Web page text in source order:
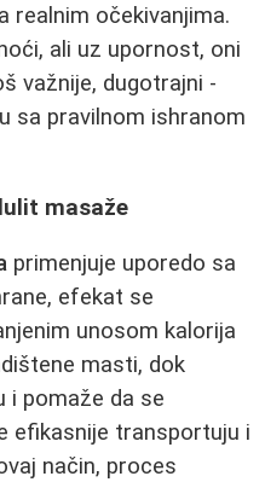
realnim očekivanjima.
ali uz upornost, oni
važnije, dugotrajni -
sa pravilnom ishranom
masaže
primenjuje uporedo sa
efekat se
unosom kalorija
masti, dok
i pomaže da se
efikasnije transportuju i
način, proces